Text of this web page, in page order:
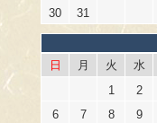
30
31
日 月 火 水
1
2
6
7 8 9